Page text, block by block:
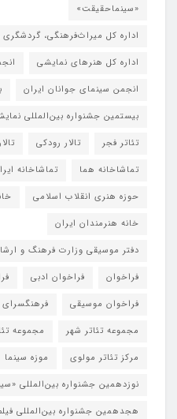
«سینماحقیقت»
اداره کل میراث‌فرهنگی،
اداره کل هنرهای نمایشی
انجمن سینمای جوانان ایران
بیستمین جشنواره بین‌المللی
تئاتر فجر
تالار رودکی
تماشاخانه هما
تماشاخانه‌
حوزه هنری انقلاب اسلامی
خانه هنرمندان ایران
دفتر موسیقی وزارت فرهنگ و
فراخوان
فراخوان ادبی
فراخوان موسیقی
فرهنگسرای
مجموعه تئاتر شهر
مجموعه
مرکز تئاتر مولوی
موزه سینما
نوزدهمین جشنواره بین‌المللی
هجدهمین جشنواره بین‌المللی